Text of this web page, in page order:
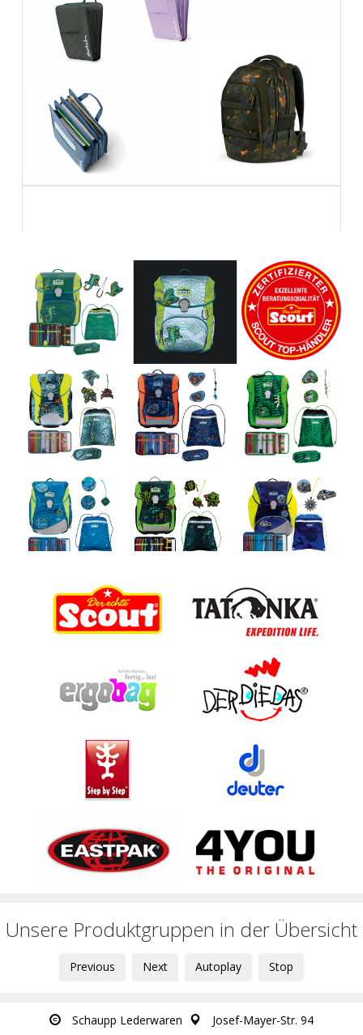
Unsere Produktgruppen in der Übersicht
Previous Next Autoplay Stop
Schaupp Lederwaren Josef-Mayer-Str. 94